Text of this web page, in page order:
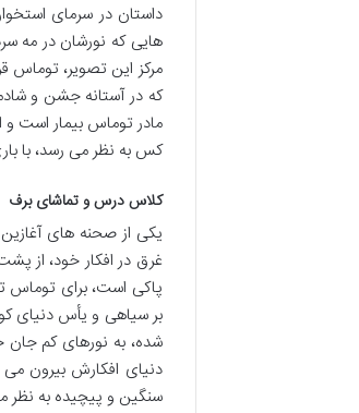
داستان در سرمای
هایی که نورشان در مه
مرکز این تصویر، توماس
که در آستانه جشن و
مادر توماس بیمار است و
کس به نظر می رسد، با
کلاس درس و تماشای برف
یکی از صحنه های
غرق در افکار خود، از
پاکی است، برای توماس
بر سیاهی و یأس دنیای
شده، به نورهای کم جان
دنیای افکارش بیرون
سنگین و پیچیده به نظر